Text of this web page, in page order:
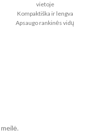
vietoje
Kompaktiška ir lengva
Apsaugo rankinės vidų